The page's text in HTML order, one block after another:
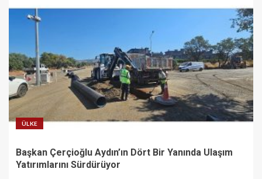
ÜLKE
Başkan Çerçioğlu Aydın’ın Dört Bir Yanında Ulaşım
Yatırımlarını Sürdürüyor